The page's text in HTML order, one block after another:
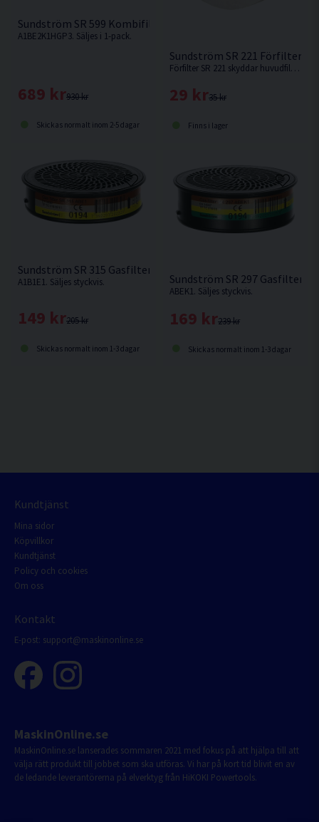
Sundström SR 599 Kombifilter till SR 500
A1BE2K1HGP3. Säljes i 1-pack.
930 kr
689 kr
Skickas normalt inom 2-5 dagar
Sundström SR 221 Förfilter
Förfilter SR 221 skyddar huvudfiltret mot för tidig igensättning av större partiklar.
35 kr
29 kr
Finns i lager
Sundström SR 315 Gasfilter
A1B1E1. Säljes styckvis.
205 kr
149 kr
Skickas normalt inom 1-3 dagar
Sundström SR 297 Gasfilter
ABEK1. Säljes styckvis.
239 kr
169 kr
Skickas normalt inom 1-3 dagar
Kundtjänst
Mina sidor
Köpvillkor
Kundtjänst
Policy och cookies
Om oss
Kontakt
E-post: support@maskinonline.se
MaskinOnline.se
MaskinOnline.se lanserades sommaren 2021 med fokus på att hjälpa till att
välja rätt produkt till jobbet som ska utföras. Vi har på kort tid blivit en av
de ledande leverantörerna på elverktyg från HiKOKI Powertools.